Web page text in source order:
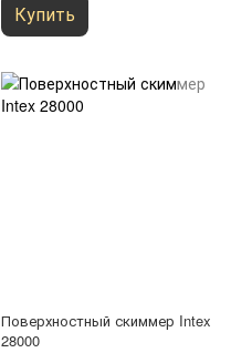
Купить
Поверхностный скиммер Intex
28000